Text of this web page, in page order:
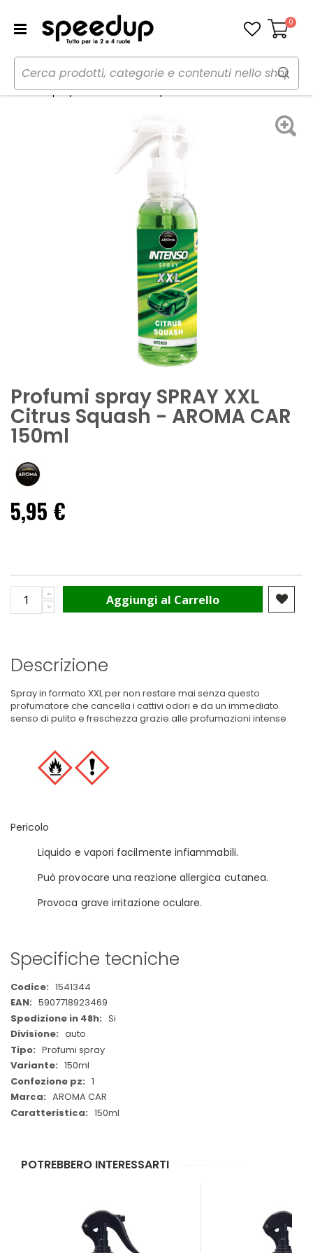
Carrello
0
Home Auto Cura dell'auto
Profumi
Profumi spray SPRAY XXL Citrus Squash - AROMA CAR
Profumi spray SPRAY XXL
Citrus Squash - AROMA CAR
150ml
5,95 €
Aggiungi al Carrello
Descrizione
Spray in formato XXL per non restare mai senza questo
profumatore che cancella i cattivi odori e da un immediato
senso di pulito e freschezza grazie alle profumazioni intense
Pericolo
Liquido e vapori facilmente infiammabili.
Può provocare una reazione allergica cutanea.
Provoca grave irritazione oculare.
Specifiche tecniche
Maggiori
Informazioni
1541344
5907718923469
Si
auto
Profumi spray
150ml
1
AROMA CAR
150ml
POTREBBERO INTERESSARTI